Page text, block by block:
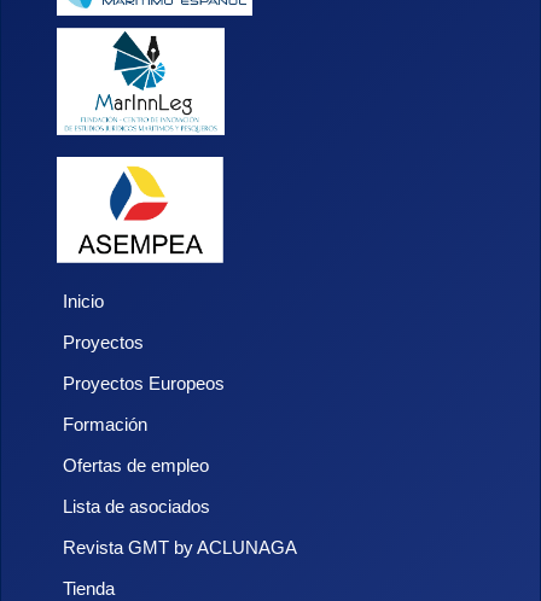
Inicio
Proyectos
Proyectos Europeos
Formación
Ofertas de empleo
Lista de asociados
Revista GMT by ACLUNAGA
Tienda